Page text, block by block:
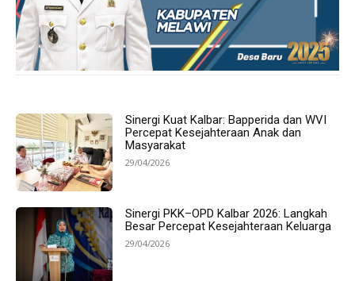
Sinergi Kuat Kalbar: Bapperida dan WVI
Percepat Kesejahteraan Anak dan
Masyarakat
29/04/2026
Sinergi PKK–OPD Kalbar 2026: Langkah
Besar Percepat Kesejahteraan Keluarga
29/04/2026